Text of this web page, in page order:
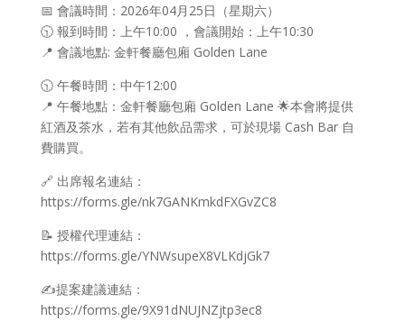
📅 會議時間：2026年04月25日（星期六）
🕥 報到時間：上午10:00 ，會議開始：上午10:30
📍 會議地點: 金軒餐廳包廂 Golden Lane
🕥 午餐時間：中午12:00
📍 午餐地點：金軒餐廳包廂 Golden Lane 🌟本會將提供
紅酒及茶水，若有其他飲品需求，可於現場 Cash Bar 自
費購買。
🔗 出席報名連結：
https://forms.gle/nk7GANKmkdFXGvZC8
📝 授權代理連結：
https://forms.gle/YNWsupeX8VLKdjGk7
✍️提案建議連結：
https://forms.gle/9X91dNUJNZjtp3ec8